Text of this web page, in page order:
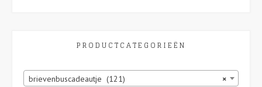
op
productpagina
PRODUCTCATEGORIEËN
×
brievenbuscadeautje (121)